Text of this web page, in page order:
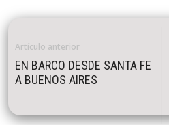
Artículo anterior
EN BARCO DESDE SANTA FE
A BUENOS AIRES